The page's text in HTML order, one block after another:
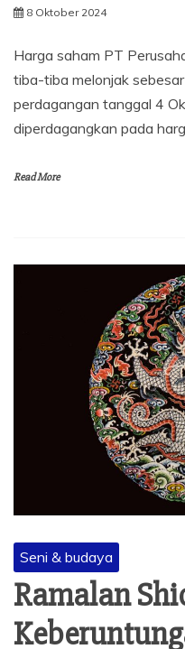
8 Oktober 2024
Harga saham PT
tiba-tiba melonjak
perdagangan tanggal 4
diperdagangkan pada
Read More
Seni & budaya
Ramalan